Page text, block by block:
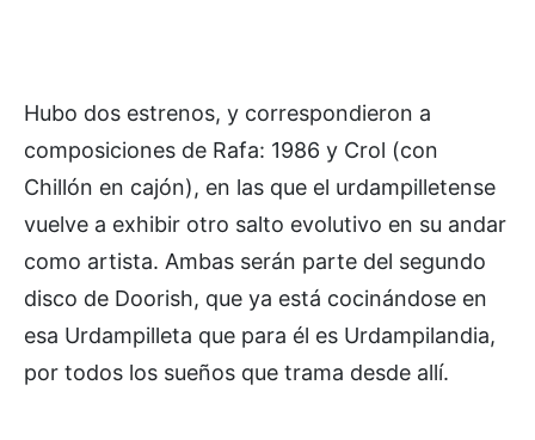
Hubo dos estrenos, y correspondieron a
composiciones de Rafa: 1986 y Crol (con
Chillón en cajón), en las que el urdampilletense
vuelve a exhibir otro salto evolutivo en su andar
como artista. Ambas serán parte del segundo
disco de Doorish, que ya está cocinándose en
esa Urdampilleta que para él es Urdampilandia,
por todos los sueños que trama desde allí.